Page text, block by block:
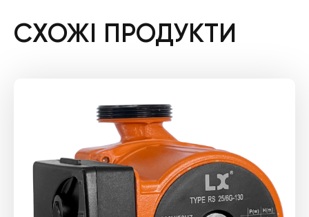
СХОЖІ ПРОДУКТИ